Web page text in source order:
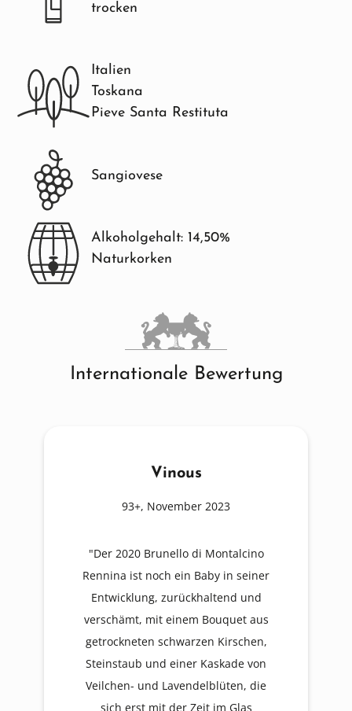
trocken
Italien
Toskana
Pieve Santa Restituta
Sangiovese
Alkoholgehalt: 14,50%
Naturkorken
Internationale Bewertung
Vinous
93+, November 2023
"Der 2020 Brunello di Montalcino
Rennina ist noch ein Baby in seiner
Entwicklung, zurückhaltend und
verschämt, mit einem Bouquet aus
getrockneten schwarzen Kirschen,
Steinstaub und einer Kaskade von
Veilchen- und Lavendelblüten, die
sich erst mit der Zeit im Glas